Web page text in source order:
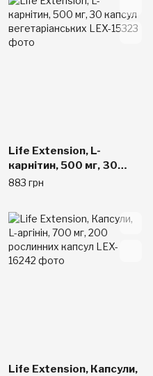
Life Extension, L-
карнітин, 500 мг, 30
капсул вегетаріанських
883 грн
Life Extension, Капсули,